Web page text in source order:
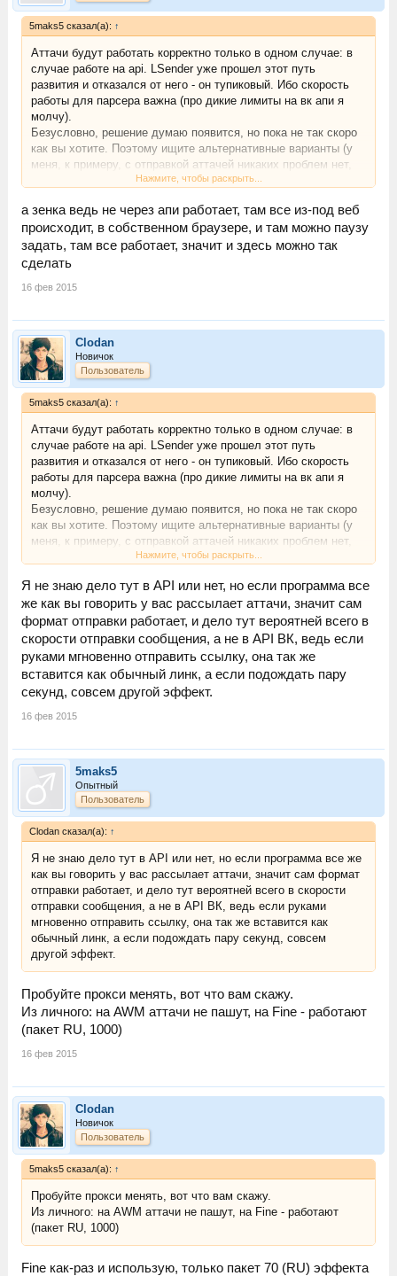
5maks5 сказал(а): ↑
Аттачи будут работать корректно только в одном случае: в
случае работе на api. LSender уже прошел этот путь
развития и отказался от него - он тупиковый. Ибо скорость
работы для парсера важна (про дикие лимиты на вк апи я
молчу).
Безусловно, решение думаю появится, но пока не так скоро
как вы хотите. Поэтому ищите альтернативные варианты (у
меня, к примеру, с отправкой аттачей никаких проблем нет,
Нажмите, чтобы раскрыть...
а зенка ведь не через апи работает, там все из-под веб
происходит, в собственном браузере, и там можно паузу
задать, там все работает, значит и здесь можно так
сделать
16 фев 2015
Clodan
Новичок
Пользователь
5maks5 сказал(а): ↑
Аттачи будут работать корректно только в одном случае: в
случае работе на api. LSender уже прошел этот путь
развития и отказался от него - он тупиковый. Ибо скорость
работы для парсера важна (про дикие лимиты на вк апи я
молчу).
Безусловно, решение думаю появится, но пока не так скоро
как вы хотите. Поэтому ищите альтернативные варианты (у
меня, к примеру, с отправкой аттачей никаких проблем нет,
Нажмите, чтобы раскрыть...
Я не знаю дело тут в API или нет, но если программа все
же как вы говорить у вас рассылает аттачи, значит сам
формат отправки работает, и дело тут вероятней всего в
скорости отправки сообщения, а не в API ВК, ведь если
руками мгновенно отправить ссылку, она так же
вставится как обычный линк, а если подождать пару
секунд, совсем другой эффект.
16 фев 2015
5maks5
Опытный
Пользователь
Clodan сказал(а): ↑
Я не знаю дело тут в API или нет, но если программа все же
как вы говорить у вас рассылает аттачи, значит сам формат
отправки работает, и дело тут вероятней всего в скорости
отправки сообщения, а не в API ВК, ведь если руками
мгновенно отправить ссылку, она так же вставится как
обычный линк, а если подождать пару секунд, совсем
другой эффект.
Пробуйте прокси менять, вот что вам скажу.
Из личного: на AWM аттачи не пашут, на Fine - работают
(пакет RU, 1000)
16 фев 2015
Clodan
Новичок
Пользователь
5maks5 сказал(а): ↑
Пробуйте прокси менять, вот что вам скажу.
Из личного: на AWM аттачи не пашут, на Fine - работают
(пакет RU, 1000)
Fine как-раз и использую, только пакет 70 (RU) эффекта